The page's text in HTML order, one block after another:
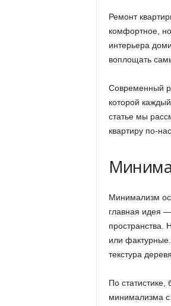
Ремонт
комфортное, но
интерьера
воплощать
Современный
которой
статье мы
квартиру по-
Минимализм
главная идея
пространства.
или
текстура
По
минимализма с